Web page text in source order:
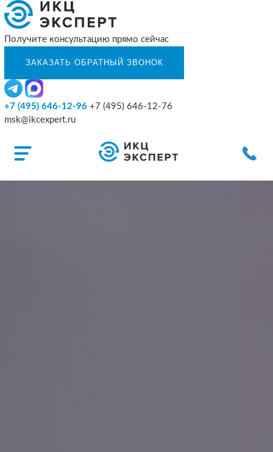
Получите консультацию прямо сейчас
+7 (495) 646-12-96 +7 (495) 646-12-76
msk@ikcexpert.ru